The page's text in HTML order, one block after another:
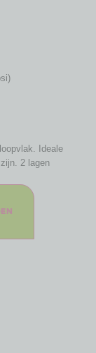
Ideale
2 lagen